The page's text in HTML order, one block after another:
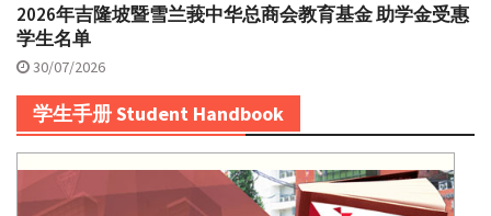
2026年吉隆坡暨雪兰莪中华总商会教育基金 助学金受惠
学生名单
30/07/2026
学生手册 Student Handbook